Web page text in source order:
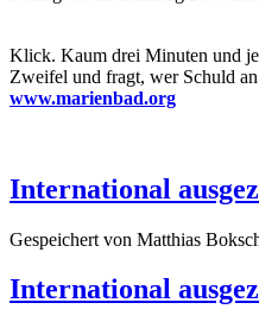
Klick. Kaum drei Minuten und
Zweifel und fragt, wer Schuld
www.marienbad.org
International
Gespeichert von Matthias
International